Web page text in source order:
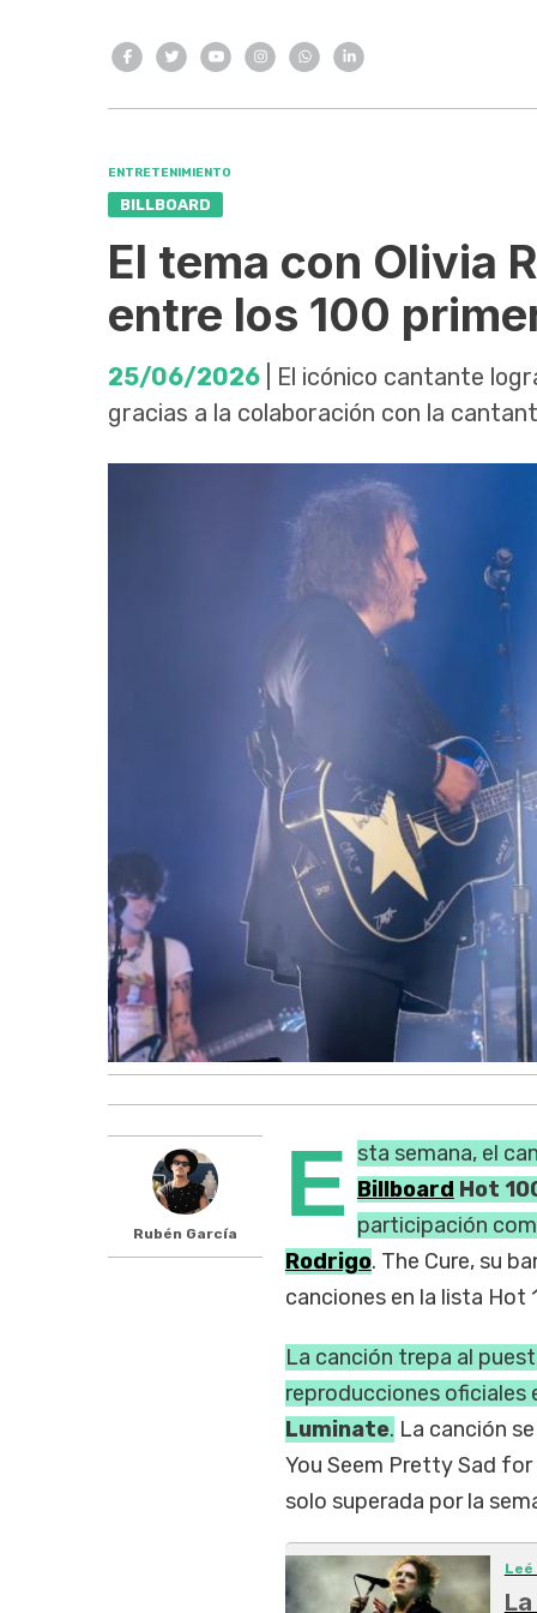
ENTRETENIMIENTO
BILLBOARD
El tema con Olivia
entre los 100
25/06/2026 | El icónico cantante
gracias a la colaboración con la
Rubén García E sta semana, el
Billboard Hot
participación
Rodrigo. The Cure, su
canciones en la lista Hot
La canción trepa al
reproducciones oficiales
Luminate. La canción
You Seem Pretty Sad for
solo superada por la